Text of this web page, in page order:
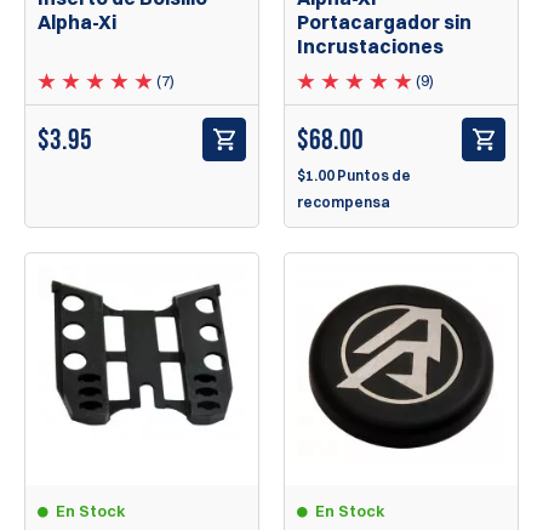
Alpha-Xi
(7)
$3.95
Portacargador sin
Incrustaciones
(9)
$68.00
$1.00 Puntos de
recompensa
En Stock En Stock